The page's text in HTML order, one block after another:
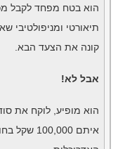
הוא בטח מפחד לקבל
תיאורטי
קונה את הצעד הבא.
אבל לא!
הוא מופיע, לוקח את
איתם